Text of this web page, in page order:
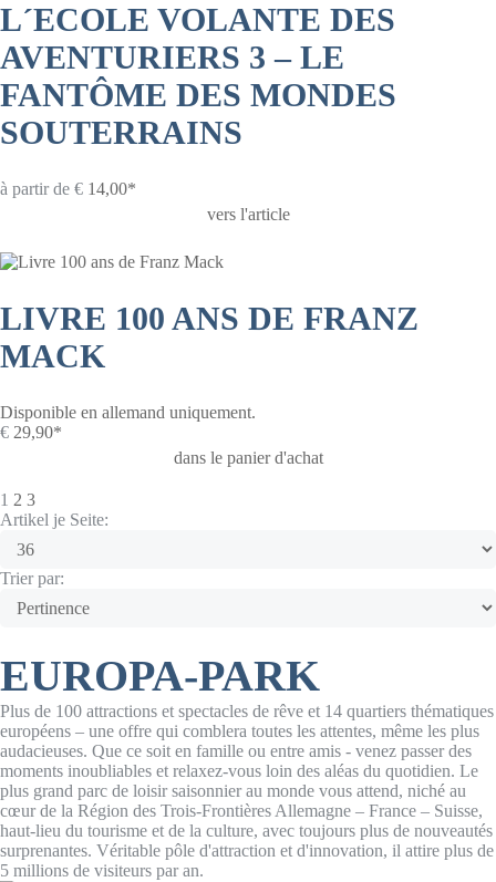
L´ECOLE VOLANTE DES
AVENTURIERS 3 – LE
FANTÔME DES MONDES
SOUTERRAINS
à partir de € 14,00*
vers l'article
LIVRE 100 ANS DE FRANZ
MACK
Disponible en allemand uniquement.
€ 29,90*
dans le panier d'achat
1 2 3
Artikel je Seite:
Trier par:
EUROPA-PARK
Plus de 100 attractions et spectacles de rêve et 14 quartiers thématiques
européens – une offre qui comblera toutes les attentes, même les plus
audacieuses. Que ce soit en famille ou entre amis - venez passer des
moments inoubliables et relaxez-vous loin des aléas du quotidien. Le
plus grand parc de loisir saisonnier au monde vous attend, niché au
cœur de la Région des Trois-Frontières Allemagne – France – Suisse,
haut-lieu du tourisme et de la culture, avec toujours plus de nouveautés
surprenantes. Véritable pôle d'attraction et d'innovation, il attire plus de
5 millions de visiteurs par an.